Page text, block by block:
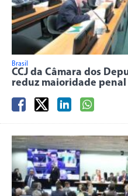
Brasil
CCJ da Câmara dos
reduz maioridade penal